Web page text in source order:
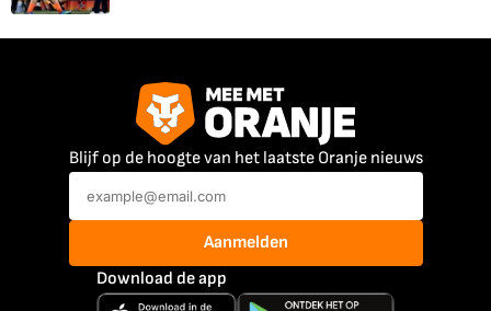
Blijf op de hoogte van het laatste Oranje nieuws
Aanmelden
Download de app